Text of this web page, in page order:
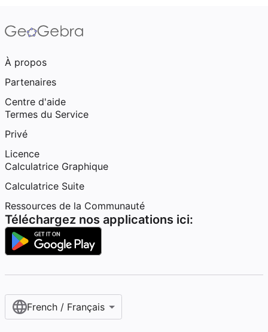
À propos
Partenaires
Centre d'aide
Termes du Service
Privé
Licence
Calculatrice Graphique
Calculatrice Suite
Ressources de la Communauté
Téléchargez nos applications ici:
French / Français‎